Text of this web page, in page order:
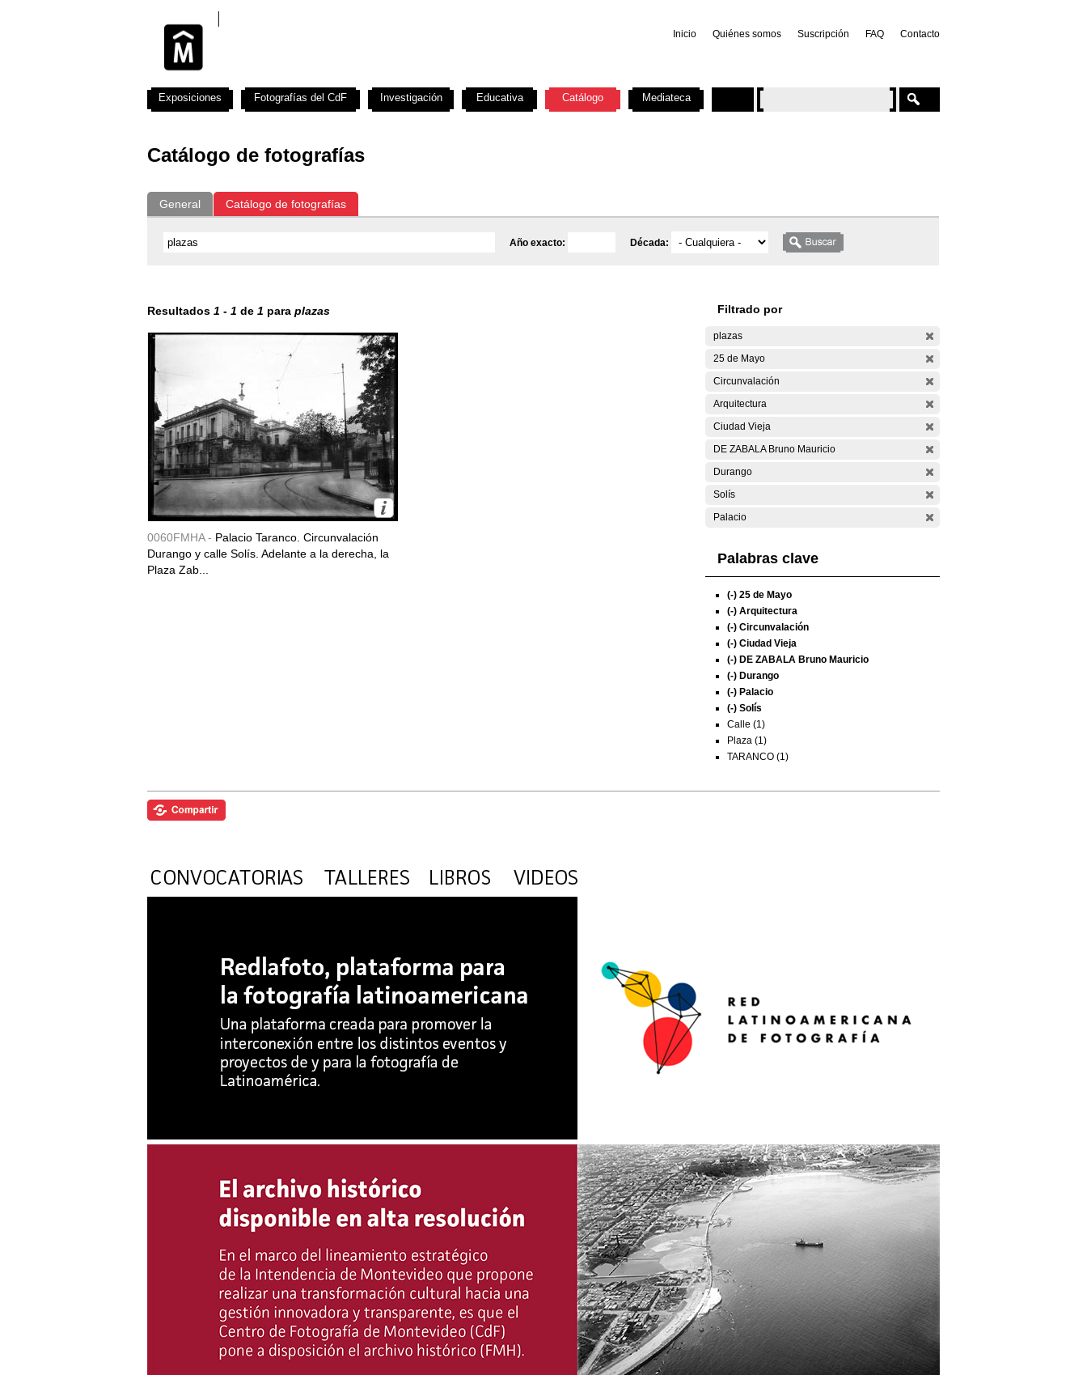
Inicio Quiénes somos Suscripción FAQ Contacto
Catálogo de fotografías
General Catálogo de fotografías
Año exacto: Década:
Resultados 1 - 1 de 1 para plazas
0060FMHA - Palacio Taranco. Circunvalación
Durango y calle Solís. Adelante a la derecha, la
Plaza Zab...
Filtrado por
plazas
25 de Mayo
Circunvalación
Arquitectura
Ciudad Vieja
DE ZABALA Bruno Mauricio
Durango
Solís
Palacio
Palabras clave
(-) 25 de Mayo
(-) Arquitectura
(-) Circunvalación
(-) Ciudad Vieja
(-) DE ZABALA Bruno Mauricio
(-) Durango
(-) Palacio
(-) Solís
Calle (1)
Plaza (1)
TARANCO (1)
Exposiciones Fotografías del CdF Investigación Educativa Catálogo Mediateca